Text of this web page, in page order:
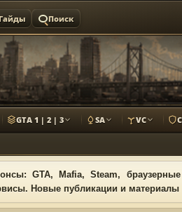
Поиск
GTA 1 | 2 | 3 SA VC
GTA, Mafia, Steam,
Новые публикации и материалы